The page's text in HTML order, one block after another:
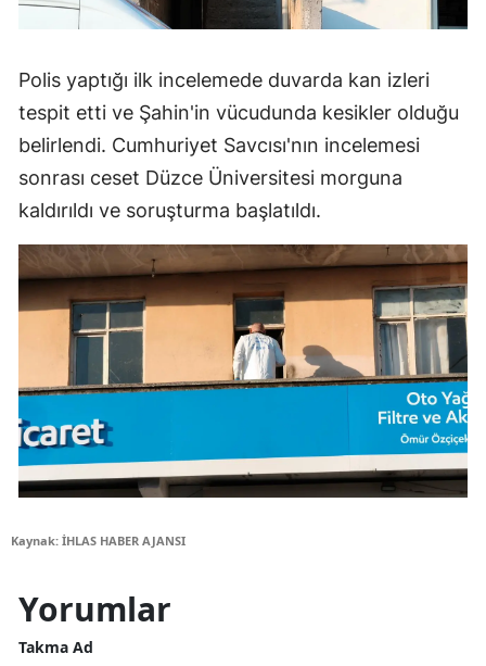
Polis yaptığı ilk incelemede duvarda kan izleri
tespit etti ve Şahin'in vücudunda kesikler olduğu
belirlendi. Cumhuriyet Savcısı'nın incelemesi
sonrası ceset Düzce Üniversitesi morguna
kaldırıldı ve soruşturma başlatıldı.
Kaynak: İHLAS HABER AJANSI
Yorumlar
Takma Ad